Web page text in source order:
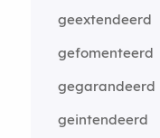
geextendeerd
gefomenteerd
gegarandeerd
geintendeerd